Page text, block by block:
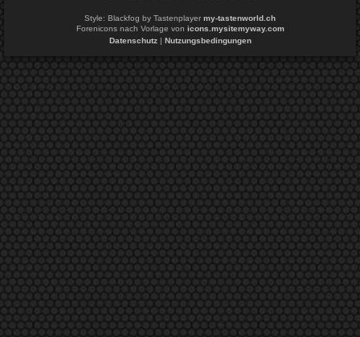
Style: Blackfog by Tastenplayer my-tastenworld.ch
Forenicons nach Vorlage von icons.mysitemyway.com
Datenschutz| Nutzungsbedingungen